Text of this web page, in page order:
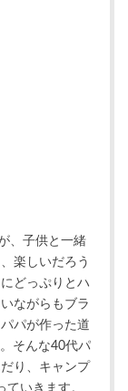
、子供と一緒
楽しいだろう
どっぷりとハ
ながらもブラ
パが作った道
そんな40代パ
り、キャンプ